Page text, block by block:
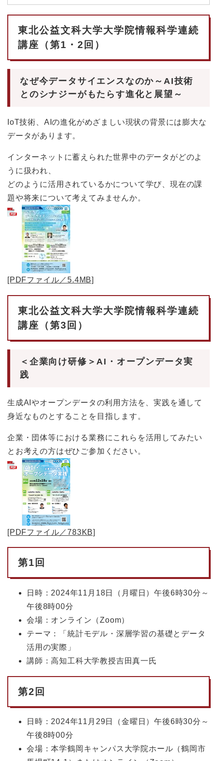
東北公益文科大学大学院情報科学連続
講座（第1・2回）
なぜ今データサイエンスなのか～AI技術
とのシナジーがもたらす進化と展望～
IoT技術、AIの進化がめざましい現状の背景には膨大な
データがあります。
インターネットに蓄えられた世界中のデータがどのよ
うに扱われ、
どのように活用されているかについて学び、現在の課
題や将来について考えてみませんか。
[PDFファイル／5.4MB]
東北公益文科大学大学院情報科学連続
講座（第3回）
＜企業向け研修＞AI・オープンデータ実
践
生成AIやオープンデータの利用方法を、実践を通して
身近なものとすることを目指します。
企業・団体等における業務にこれらを活用してみたい
とお考えの方はぜひご参加ください。
[PDFファイル／783KB]
第1回
日時：2024年11月18日（月曜日）午後6時30分～
午後8時00分
会場：オンライン（Zoom）
テーマ：「統計モデル・深層学習の基礎とデータ
活用の実際」
講師：高知工科大学教授吉田真一氏
第2回
日時：2024年11月29日（金曜日）午後6時30分～
午後8時00分
会場：本学鶴岡キャンパス大学院ホール（鶴岡市